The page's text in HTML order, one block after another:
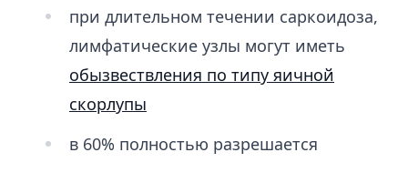
при длительном течении саркоидоза,
лимфатические узлы могут иметь
обызвествления по типу яичной
скорлупы
в 60% полностью разрешается